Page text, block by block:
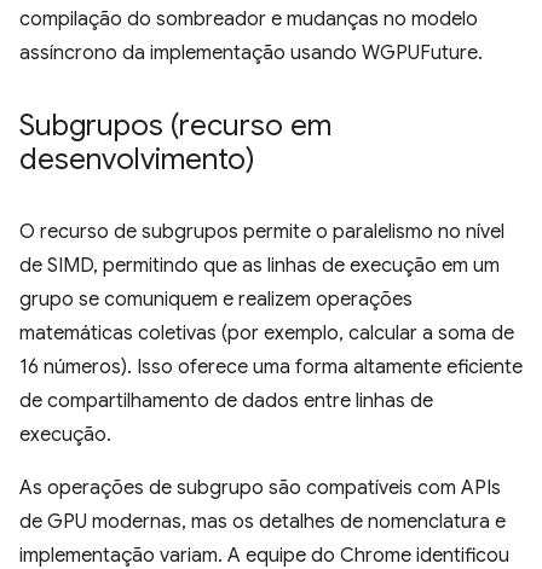
compilação do sombreador e mudanças no modelo
assíncrono da implementação usando WGPUFuture.
Subgrupos (recurso em
desenvolvimento)
O recurso de subgrupos permite o paralelismo no nível
de SIMD, permitindo que as linhas de execução em um
grupo se comuniquem e realizem operações
matemáticas coletivas (por exemplo, calcular a soma de
16 números). Isso oferece uma forma altamente eficiente
de compartilhamento de dados entre linhas de
execução.
As operações de subgrupo são compatíveis com APIs
de GPU modernas, mas os detalhes de nomenclatura e
implementação variam. A equipe do Chrome identificou